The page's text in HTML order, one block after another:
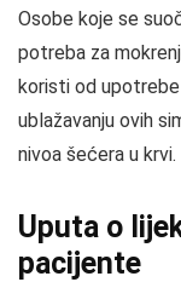
Osobe koje se
potreba za
koristi od upotrebe
ublažavanju ovih
nivoa šećera u krvi.
Uputa o
pacijente